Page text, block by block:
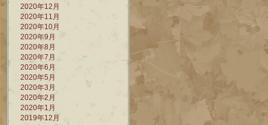
2020年12月
2020年11月
2020年10月
2020年9月
2020年8月
2020年7月
2020年6月
2020年5月
2020年3月
2020年2月
2020年1月
2019年12月